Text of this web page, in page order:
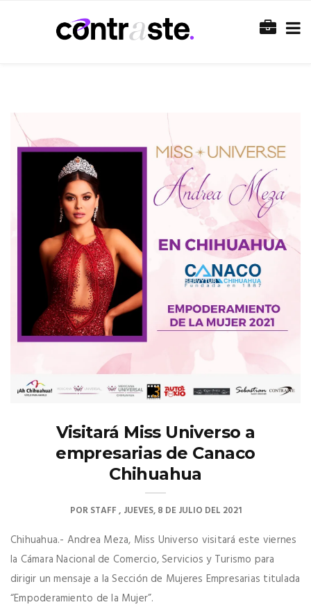
Visitará Miss Universo a
empresarias de Canaco
Chihuahua
PORSTAFF JUEVES, 8 DE JULIO DEL 2021
Chihuahua.- Andrea Meza, Miss Universo visitará este viernes
la Cámara Nacional de Comercio, Servicios y Turismo para
dirigir un mensaje a la Sección de Mujeres Empresarias titulada
“Empoderamiento de la Mujer”.